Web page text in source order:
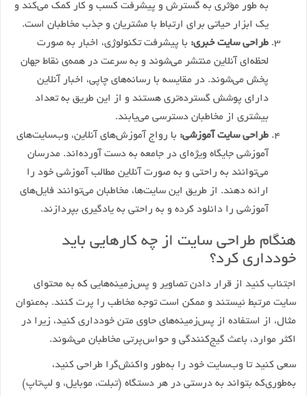
به طور مؤثری به گسترش و پیشرفت کسب و کار کمک می‌کند و
یک ابزار حیاتی برای ارتباط با مشتریان و جذب مخاطبان است.
طراحی سایت خبری: با پیشرفت تکنولوژی، اخبار به صورت
لحظه‌ای آنلاین منتشر می‌شوند و به سرعت در همه‌ی نقاط جهان
پخش می‌شوند. در مقایسه با رسانه‌های چاپی، اخبار آنلاین
دارای پوشش گسترده‌تری هستند و از این طریق به تعداد
بیشتری از مخاطبان دسترسی می‌یابند.
طراحی سایت آموزشی: با رواج آموزش‌های آنلاین، وب‌سایت‌های
آموزشی جایگاه ویژه‌ای در جامعه به دست آورده‌اند. مدرسان
می‌توانند به راحتی و به صورت آنلاین مطالب آموزشی خود را
ارائه دهند. از طریق این سایت‌ها، مخاطبان می‌توانند فایل‌های
آموزشی را دانلود کرده و به راحتی به یادگیری بپردازند.
هنگام طراحی سایت از چه کارهایی باید
خودداری کرد؟
اجتناب کنید از قرار دادن تصاویر و پس‌زمینه‌هایی که به محتوای
سایت مرتبط نیستند و ممکن است توجه مخاطب را پرت کنند. به‌عنوان
مثال، از استفاده از پس‌زمینه‌های حاوی متن خودداری کنید، زیرا در
اکثر موارد، باعث گیج‌کنندگی و حواس‌پرتی مخاطبان می‌شوند.
سعی کنید تا وب‌سایت خود را به‌طور واکنش‌گرا طراحی کنید،
به‌طوری‌که بتواند به درستی در هر دستگاه (تبلت، موبایل، و لپ‌تاپ)